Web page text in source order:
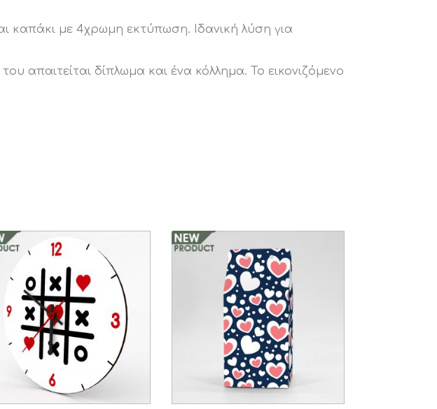
καπάκι με 4χρωμη εκτύπωση. Ιδανική λύση για
απαιτείται δίπλωμα και ένα κόλλημα. Το εικονιζόμενο